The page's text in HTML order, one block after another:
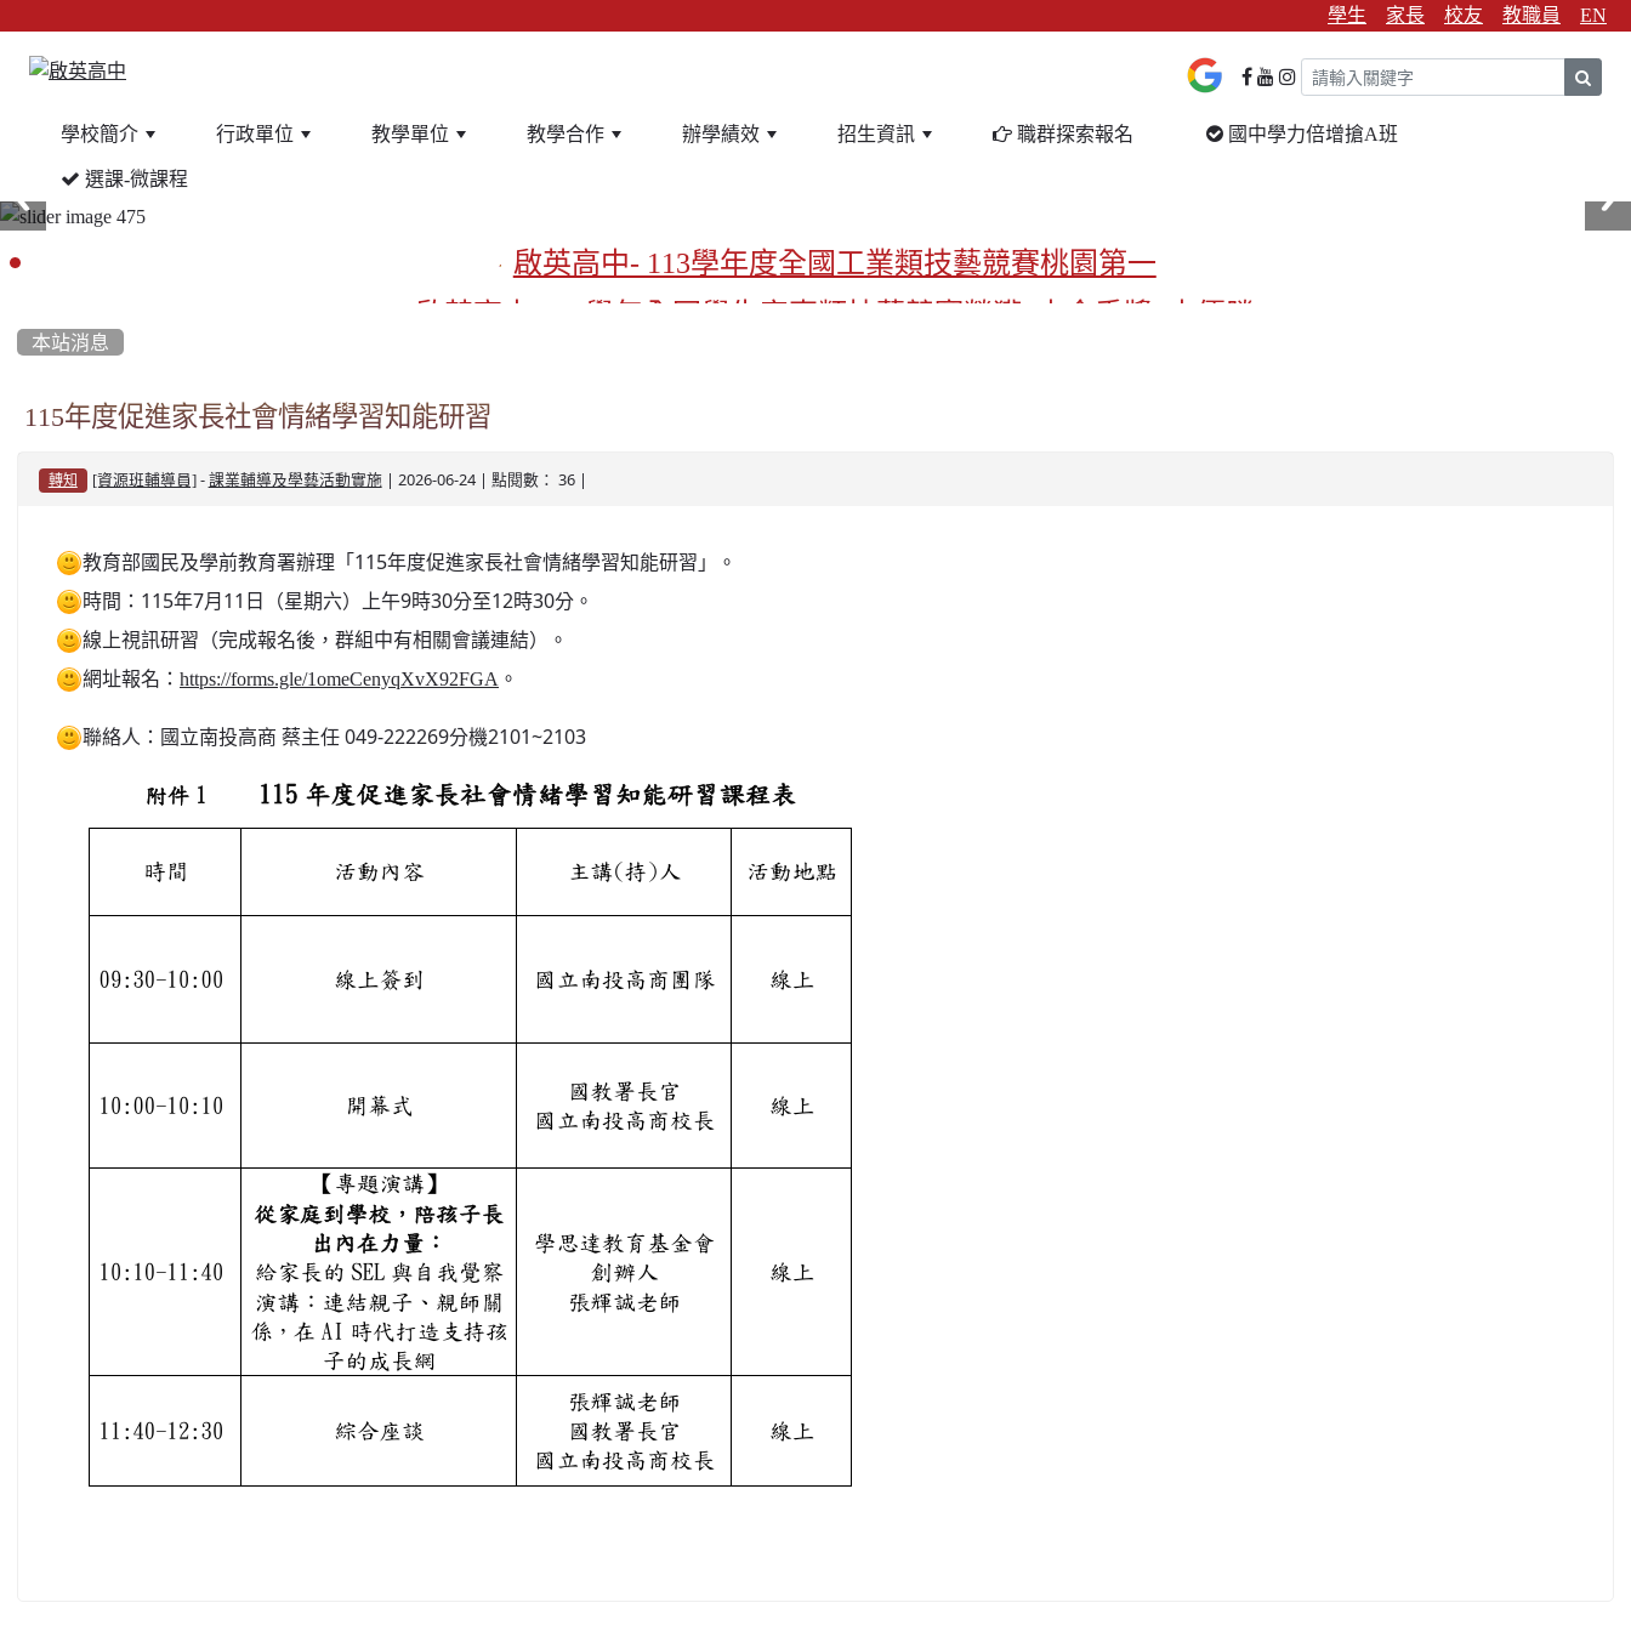
學生 家長 校友 教職員 EN
學校簡介 行政單位 教學單位 教學合作 辦學績效 招生資訊 職群探索報名 國中學力倍增搶A班
選課-微課程
啟英高中- 113學年度全國工業類技藝競賽桃園第一
啟英高中-113學年全國學生家事類技藝競賽榮獲1支金手獎3支優勝
本站消息
115年度促進家長社會情緒學習知能研習
轉知 [資源班輔導員]- 課業輔導及學藝活動實施| 2026-06-24 | 點閱數： 36 |
教育部國民及學前教育署辦理「115年度促進家長社會情緒學習知能研習」。
時間：115年7月11日（星期六）上午9時30分至12時30分。
線上視訊研習（完成報名後，群組中有相關會議連結）。
網址報名： https://forms.gle/1omeCenyqXvX92FGA 。
聯絡人：國立南投高商 蔡主任 049-222269分機2101~2103